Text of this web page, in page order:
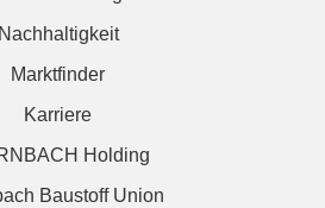
Nachhaltigkeit
Marktfinder
Karriere
Holding
Baustoff Union